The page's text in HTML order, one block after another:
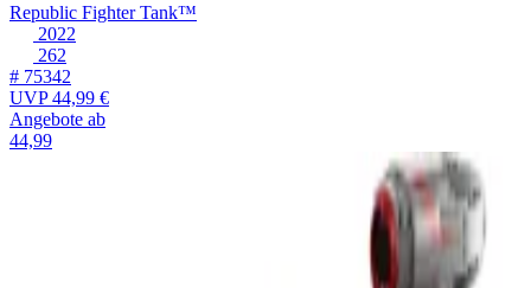
Republic Fighter Tank™
2022
262
# 75342
UVP44,99 €
Angebote ab
44,99